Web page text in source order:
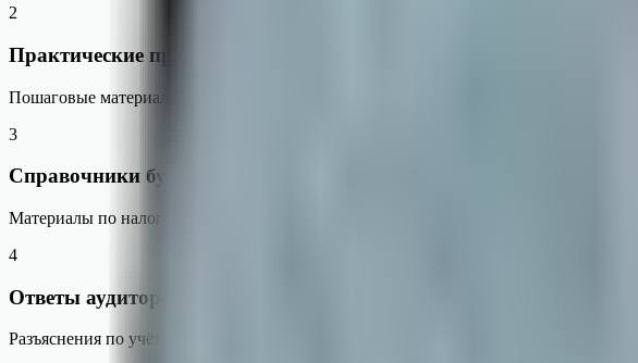
2
Практические примеры для 1С
Пошаговые материалы по бухгалтерскому и налоговому учёту в программах 1С.
3
Справочники бухгалтера и кадровика
Материалы по налогам, отчётности, зарплате и кадровым документам.
4
Ответы аудиторов и методистов 1С
Разъяснения по учёту, налогообложению и кадровым вопросам.